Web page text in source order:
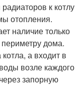
к котлу
отопления.
наличие только
дома.
а входит в
возле каждого
запорную